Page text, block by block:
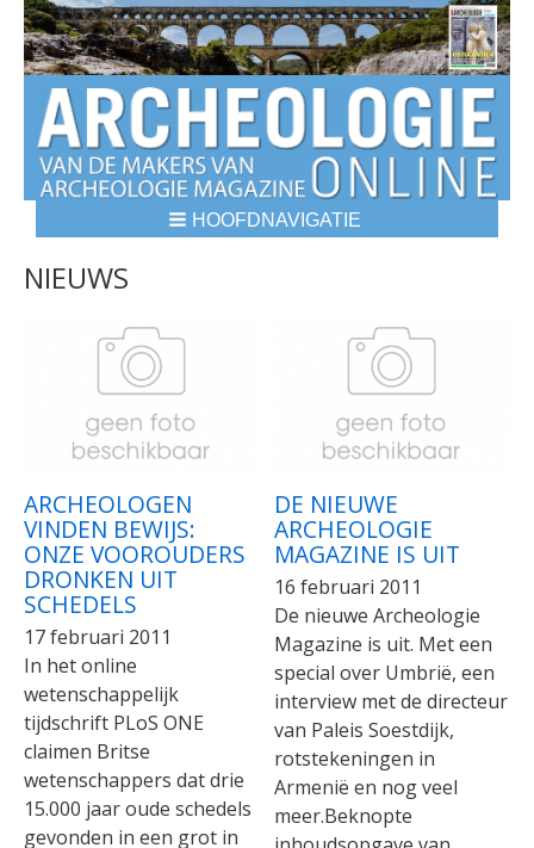
HOOFDNAVIGATIE
NIEUWS
ARCHEOLOGEN
VINDEN BEWIJS:
ONZE VOOROUDERS
DRONKEN UIT
SCHEDELS
17 februari 2011
In het online
wetenschappelijk
tijdschrift PLoS ONE
claimen Britse
wetenschappers dat drie
15.000 jaar oude schedels
gevonden in een grot in
DE NIEUWE
ARCHEOLOGIE
MAGAZINE IS UIT
16 februari 2011
De nieuwe Archeologie
Magazine is uit. Met een
special over Umbrië, een
interview met de directeur
van Paleis Soestdijk,
rotstekeningen in
Armenië en nog veel
meer.Beknopte